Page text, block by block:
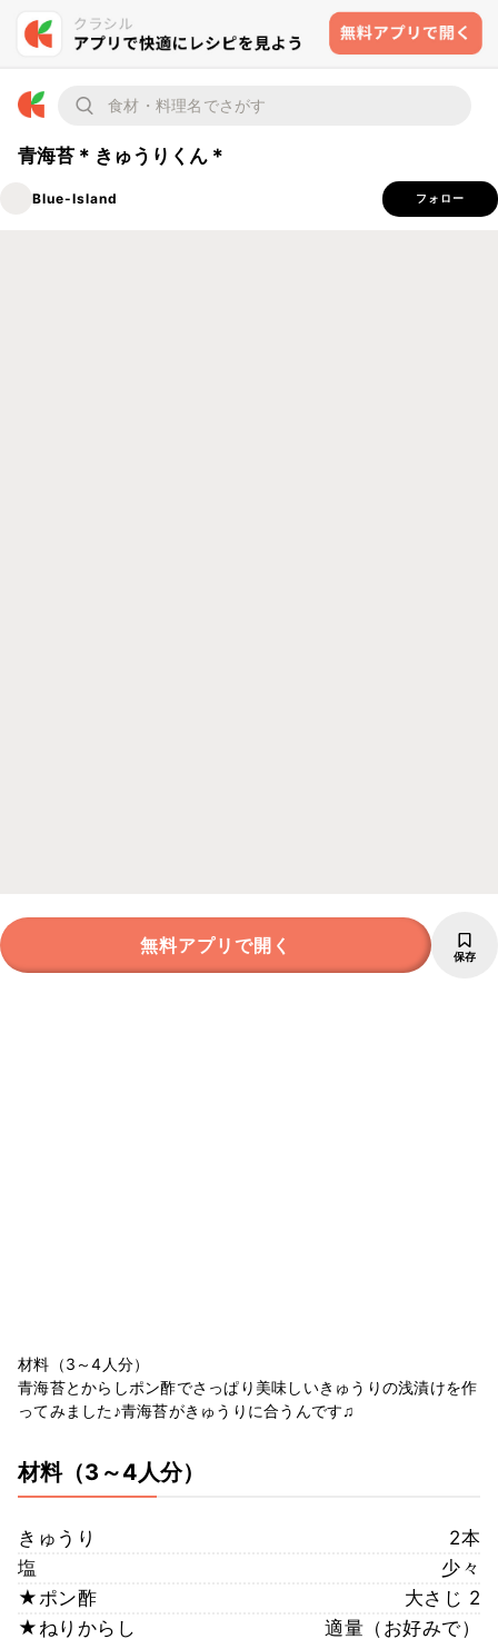
青海苔＊きゅうりくん＊
Blue-Island フォロー
無料アプリで開く 保存
材料（3～4人分）
青海苔とからしポン酢でさっぱり美味しいきゅうりの浅漬けを作
ってみました♪青海苔がきゅうりに合うんです♫
材料（3～4人分）
きゅうり
2本
塩
少々
★ポン酢
大さじ 2
★ねりからし
適量（お好みで）